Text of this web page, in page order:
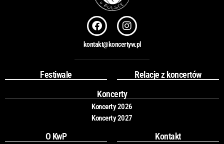
F
a
c
e
b
o
k
I
n
s
t
a
r
a
m
kontakt@koncertyw.pl
Festiwale
Relacje z koncertów
Koncerty
Koncerty 2026
Koncerty 2027
O KwP
Kontakt